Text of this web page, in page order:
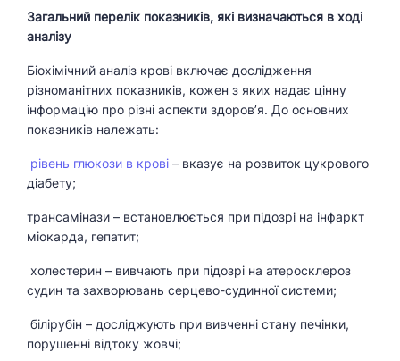
Загальний перелік показників, які визначаються в ході
аналізу
Біохімічний аналіз крові включає дослідження
різноманітних показників, кожен з яких надає цінну
інформацію про різні аспекти здоров’я. До основних
показників належать:
рівень глюкози в крові – вказує на розвиток цукрового
діабету;
трансамінази – встановлюється при підозрі на інфаркт
міокарда, гепатит;
холестерин – вивчають при підозрі на атеросклероз
судин та захворювань серцево-судинної системи;
білірубін – досліджують при вивченні стану печінки,
порушенні відтоку жовчі;